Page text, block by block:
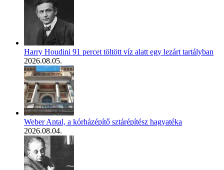
Harry Houdini 91 percet töltött víz alatt egy lezárt tartályban
2026.08.05.
Weber Antal, a kórházépítő sztárépítész hagyatéka
2026.08.04.